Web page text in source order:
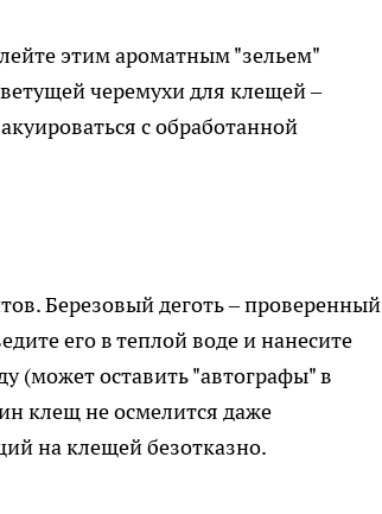
этим ароматным "зельем"
черемухи для клещей –
с обработанной
Березовый деготь – проверенный
его в теплой воде и нанесите
(может оставить "автографы" в
клещ не осмелится даже
на клещей безотказно.